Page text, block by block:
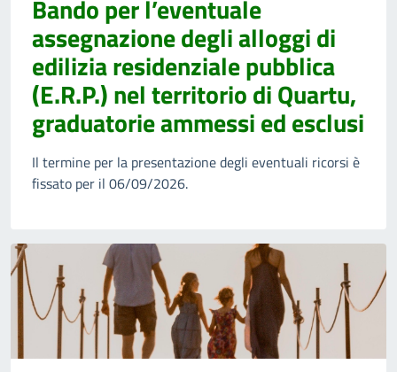
Bando per l’eventuale
assegnazione degli alloggi di
edilizia residenziale pubblica
(E.R.P.) nel territorio di Quartu,
graduatorie ammessi ed esclusi
Il termine per la presentazione degli eventuali ricorsi è
fissato per il 06/09/2026.